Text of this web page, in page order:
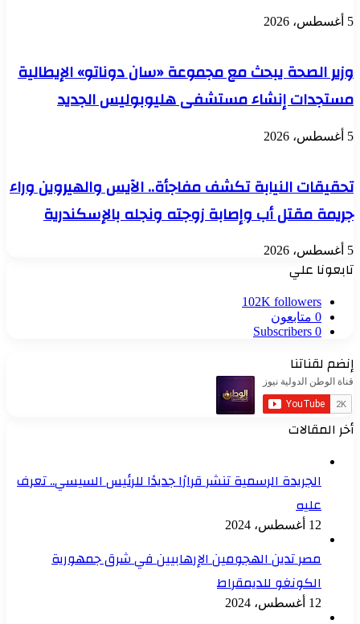
5 أغسطس، 2026
وزير الصحة يبحث مع مجموعة «سان دوناتو» الإيطالية
مستجدات إنشاء مستشفى هليوبوليس الجديد
5 أغسطس، 2026
تحقيقات النيابة تكشف مفاجأة.. الآيس والهيروين وراء
جريمة مقتل أب وإصابة زوجته ونجله بالإسكندرية
5 أغسطس، 2026
تابعونا علي
102K followers
0 متابعون
0
Subscribers
إنضم لقناتنا
أخر المقالات
الجريدة الرسمية تنشر قرارًا جديدًا للرئيس السيسي.. تعرف
عليه
12 أغسطس، 2024
مصر تدين الهجومين الإرهابيين في شرق جمهورية
الكونغو للديمقراط
12 أغسطس، 2024